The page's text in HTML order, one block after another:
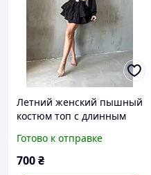
Летний женский пышный
костюм топ с длинным
воланами (черный,
белый, фисташковый,
Готово к отправке
700₴